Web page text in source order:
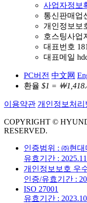
사업자정보
통신판매업
개인정보보
호스팅사업
대표번호
대표메일
PC버전 中文网
환율 $1 = ￦
이용약관 개인정보처리
COPYRIGHT ©
RESERVED.
인증범위 : ㈜현
유효기간 :
개인정보보호 우
인증/유효기간 :
ISO 27001
유효기간 :